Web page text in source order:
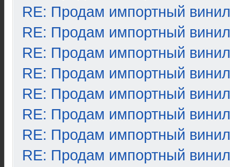
RE: Продам импортный винил
RE: Продам импортный винил
RE: Продам импортный винил
RE: Продам импортный винил
RE: Продам импортный винил
RE: Продам импортный винил
RE: Продам импортный винил
RE: Продам импортный винил